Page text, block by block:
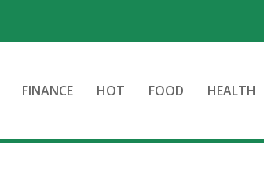
FINANCE HOT FOOD HEALTH